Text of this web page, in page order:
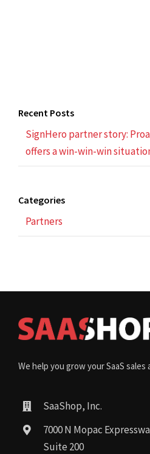
Recent Posts
SignHero partner story:
offers a win-win-win
Categories
Partners
We help you grow your SaaS
SaaShop, Inc.
7000 N Mopac
Suite 200